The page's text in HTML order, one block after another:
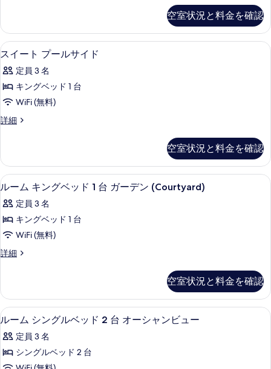
べ
て
の
写
真
を
す
る
る
ド
ル
ー
ム
(Diamond
Head,
Prime)
の
べ
て
の
写
真
を
表
る
1
ベ
ッ
ル
ー
(Diamond
Head,
Prime)
細
空室状況と料金を確認
ス
イ
ー
ト
プ
ー
サ
イ
ド
の
す
べ
て
真
を
表
示
す
高級寝具、セーフティボックス (室
4
スイート プールサイド
定員 3 名
キングベッド 1 台
WiFi (無料)
詳細
ス
プ
ー
ル
イ
ド
詳
細
空室状況と料金を確認
ル
ー
ム
キ
ン
グ
ッ
ド
1
台
ガ
高級寝具、セーフティボックス (室
4
ルーム キングベッド 1 台 ガーデン (Courtyard)
定員 3 名
キングベッド 1 台
WiFi (無料)
詳細
ル
ン
グ
ベ
ド
空室状況と料金を確認
ル
ー
ム
シ
高級寝具、セーフティボックス (室
4
ルーム シングルベッド 2 台 オーシャンビュー
定員 3 名
シングルベッド 2 台